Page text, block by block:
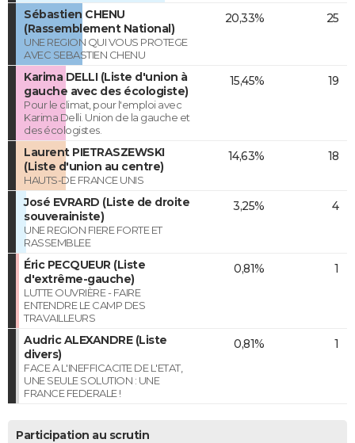
Sébastien CHENU
(Rassemblement National)
UNE REGION QUI VOUS PROTEGE
AVEC SEBASTIEN CHENU
20,33% 25
Karima DELLI (Liste d'union à
gauche avec des écologiste)
Pour le climat, pour l'emploi avec
Karima Delli. Union de la gauche et
des écologistes.
15,45% 19
Laurent PIETRASZEWSKI
(Liste d'union au centre)
HAUTS-DE FRANCE UNIS
14,63% 18
José EVRARD (Liste de droite
souverainiste)
UNE REGION FIERE FORTE ET
RASSEMBLEE
3,25% 4
Éric PECQUEUR (Liste
d'extrême-gauche)
LUTTE OUVRIÈRE - FAIRE
ENTENDRE LE CAMP DES
TRAVAILLEURS
0,81% 1
Audric ALEXANDRE (Liste
divers)
FACE A L'INEFFICACITE DE L'ETAT,
UNE SEULE SOLUTION : UNE
FRANCE FEDERALE !
0,81% 1
Participation au scrutin